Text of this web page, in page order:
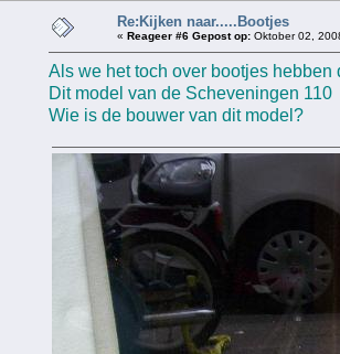
Re:Kijken naar.....Bootjes
« Reageer #6 Gepost op: Oktober 02,
Als we het toch over bootjes
Dit model van de Scheveningen
Wie is de bouwer van dit model?